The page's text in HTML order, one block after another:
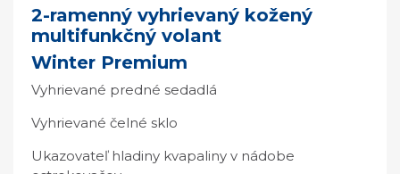
2-ramenný vyhrievaný kožený
multifunkčný volant
Winter Premium
Vyhrievané predné sedadlá
Vyhrievané čelné sklo
Ukazovateľ hladiny kvapaliny v nádobe